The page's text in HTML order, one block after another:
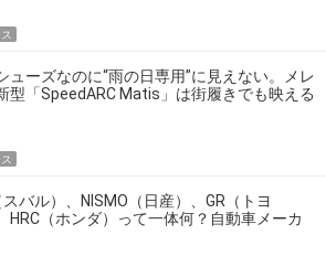
ューズなのに“雨の日専用”に見えない。メレ
型「SpeedARC Matis」は街履きでも映える
バル）、NISMO（日産）、GR（トヨ
HRC（ホンダ）って一体何？自動車メーカ